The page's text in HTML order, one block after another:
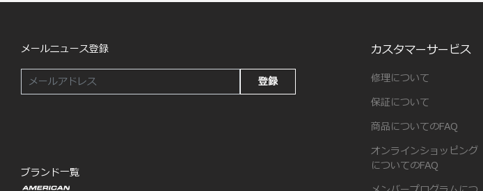
メールニュース登録
登録
ブランド一覧
カスタマーサービス
修理について
保証について
商品についてのFAQ
オンラインショッピング
についてのFAQ